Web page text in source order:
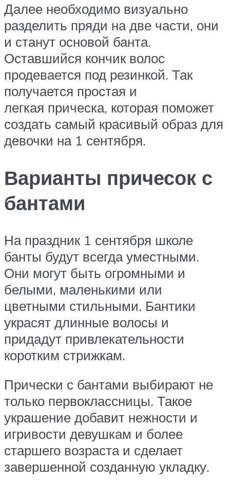
Далее необходимо визуально
разделить пряди на две части, они
и станут основой банта.
Оставшийся кончик волос
продевается под резинкой. Так
получается простая и
легкая прическа, которая поможет
создать самый красивый образ для
девочки на 1 сентября.
Варианты причесок с
бантами
На праздник 1 сентября школе
банты будут всегда уместными.
Они могут быть огромными и
белыми, маленькими или
цветными стильными. Бантики
украсят длинные волосы и
придадут привлекательности
коротким стрижкам.
Прически с бантами выбирают не
только первоклассницы. Такое
украшение добавит нежности и
игривости девушкам и более
старшего возраста и сделает
завершенной созданную укладку.